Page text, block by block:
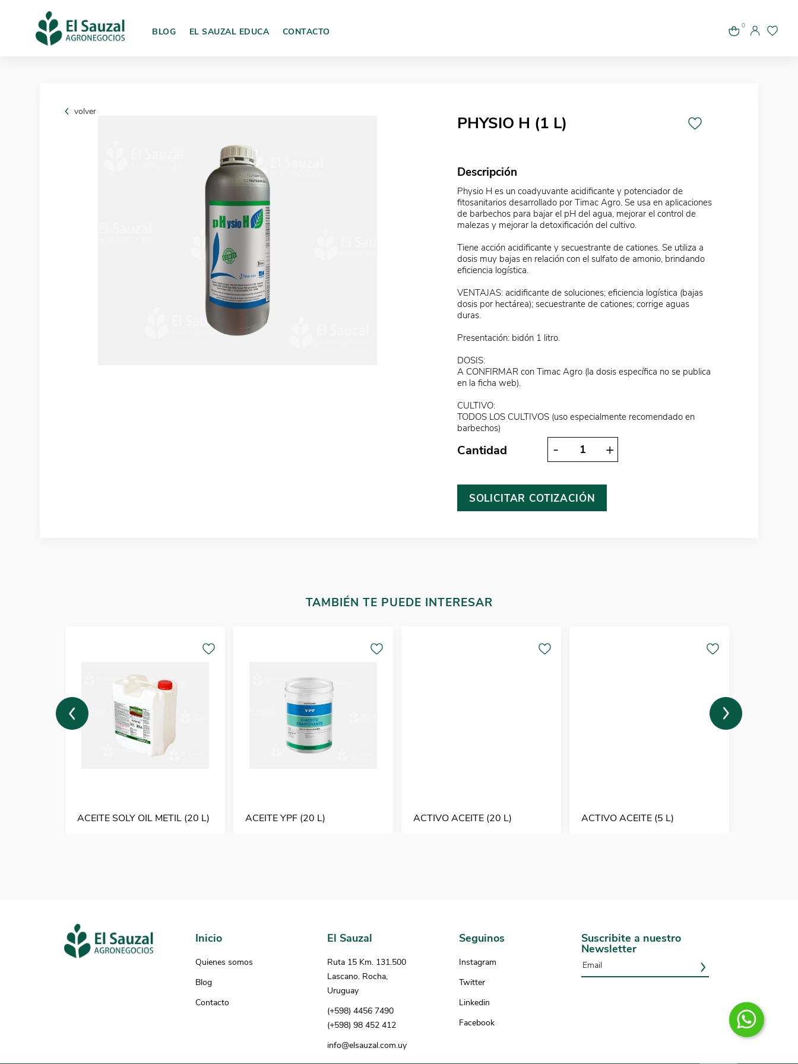
BLOG EL SAUZAL EDUCA CONTACTO
0
volver
PHYSIO H (1 L)
Descripción
Physio H es un coadyuvante acidificante y potenciador de
fitosanitarios desarrollado por Timac Agro. Se usa en aplicaciones
de barbechos para bajar el pH del agua, mejorar el control de
malezas y mejorar la detoxificación del cultivo.
Tiene acción acidificante y secuestrante de cationes. Se utiliza a
dosis muy bajas en relación con el sulfato de amonio, brindando
eficiencia logística.
VENTAJAS: acidificante de soluciones; eficiencia logística (bajas
dosis por hectárea); secuestrante de cationes; corrige aguas
duras.
Presentación: bidón 1 litro.
DOSIS:
A CONFIRMAR con Timac Agro (la dosis específica no se publica
en la ficha web).
CULTIVO:
TODOS LOS CULTIVOS (uso especialmente recomendado en
barbechos)
Cantidad - +
SOLICITAR COTIZACIÓN
TAMBIÉN TE PUEDE INTERESAR
ACEITE SOLY OIL METIL (20 L) ACEITE YPF (20 L) ACTIVO ACEITE (20 L) ACTIVO ACEITE (5 L)
Inicio
Quienes somos
Blog
Contacto
El Sauzal
Ruta 15 Km. 131.500
Lascano. Rocha,
Uruguay
(+598) 4456 7490
(+598) 98 452 412
info@elsauzal.com.uy
Seguinos
Instagram
Twitter
Linkedin
Facebook
Suscribite a nuestro
Newsletter